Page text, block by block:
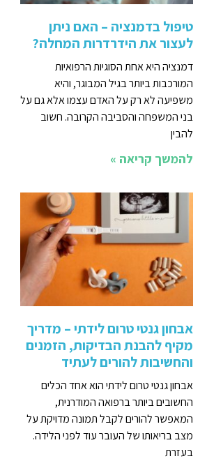
טיפול בדמנציה – האם ניתן
לעצור את הידרדרות המחלה?
דמנציה היא אחת הסוגיות הרפואיות
המורכבות ביותר בגיל המבוגר, והיא
משפיעה לא רק על האדם עצמו אלא גם על
בני המשפחה והסביבה הקרובה. חשוב
להבין
להמשך קריאה »
אבחון גנטי טרום לידתי – מדריך
מקיף להבנת הבדיקות, הזמנים
והחשיבות להורים לעתיד
אבחון גנטי טרום לידתי הוא אחד הכלים
החשובים ביותר ברפואה המודרנית,
המאפשר להורים לקבל תמונה מדויקת על
מצב בריאותו של העובר עוד לפני הלידה.
בעזרת